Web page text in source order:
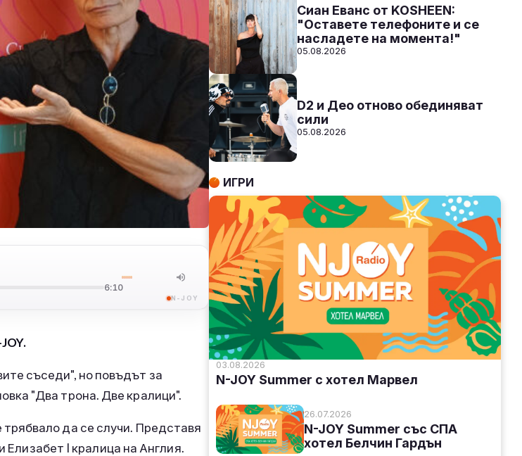
6:10
N-JOY
съседи", но повъдът за
"Два трона. Две кралици".
трябвало да се случи. Представя
I кралица на Англия.
Сиан Еванс от KOSHEEN:
"Оставете телефоните и се
насладете на момента!"
05.08.2026
D2 и Део отново обединяват
сили
05.08.2026
ИГРИ
03.08.2026
N-JOY Summer с хотел Марвел
26.07.2026
N-JOY Summer със СПА
хотел Белчин Гардън